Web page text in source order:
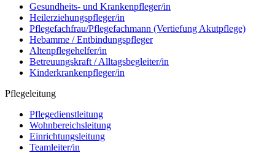
Gesundheits- und Krankenpfleger/in
Heilerziehungspfleger/in
Pflegefachfrau/Pflegefachmann (Vertiefung Akutpflege)
Hebamme / Entbindungspfleger
Altenpflegehelfer/in
Betreuungskraft / Alltagsbegleiter/in
Kinderkrankenpfleger/in
Pflegeleitung
Pflegedienstleitung
Wohnbereichsleitung
Einrichtungsleitung
Teamleiter/in